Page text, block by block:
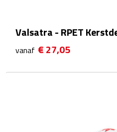
Valsatra - RPET
vanaf € 27,05